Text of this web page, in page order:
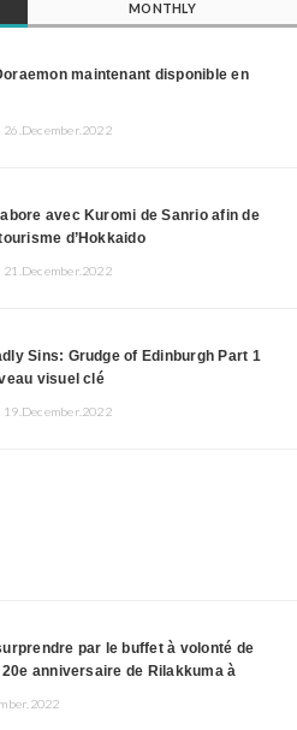
MONTHLY
maintenant disponible en
26.December.2022
avec Kuromi de Sanrio afin de
d’Hokkaido
21.December.2022
Sins: Grudge of Edinburgh Part 1
visuel clé
19.December.2022
par le buffet à volonté de
anniversaire de Rilakkuma à